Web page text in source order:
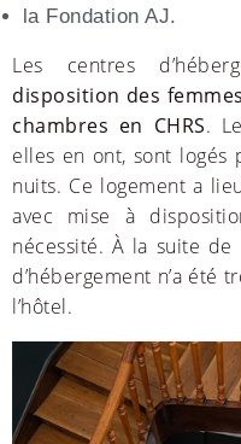
la Fondation AJ.
Les centres
disposition des
chambres en CHRS.
elles en ont, sont logés
nuits. Ce logement a
avec mise à
nécessité. À la suite
d’hébergement n’a été
l’hôtel.